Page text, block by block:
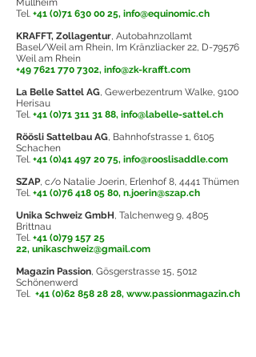
Müllheim
Tel. +41 (0)71 630 00 25, info@equinomic.ch
KRAFFT, Zollagentur, Autobahnzollamt
Basel/Weil am Rhein, Im Kränzliacker 22, D-79576
Weil am Rhein
+49 7621 770 7302, info@zk-krafft.com
La Belle Sattel AG, Gewerbezentrum Walke, 9100
Herisau
Tel. +41 (0)71 311 31 88, info@labelle-sattel.ch
Röösli Sattelbau AG, Bahnhofstrasse 1, 6105
Schachen
Tel. +41 (0)41 497 20 75, info@rooslisaddle.com
SZAP, c/o Natalie Joerin, Erlenhof 8, 4441 Thümen
Tel. +41 (0)76 418 05 80, n.joerin@szap.ch
Unika Schweiz GmbH, Talchenweg 9, 4805
Brittnau
Tel. +41 (0)79 157 25
22, unikaschweiz@gmail.com
Magazin Passion, Gösgerstrasse 15, 5012
Schönenwerd
Tel. +41 (0)62 858 28 28, www.passionmagazin.ch